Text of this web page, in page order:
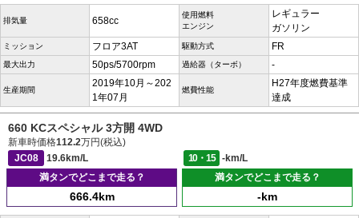
排気量 658cc
使用燃料
エンジン
レギュラー
ガソリン
ミッション フロア3AT 駆動方式 FR
最大出力 50ps/5700rpm 過給器（ターボ） -
生産期間
2019年10月～202
1年07月
燃費性能
H27年度燃費基準
達成
660 KCスペシャル 3方開 4WD
新車時価格112.2万円(税込)
JC08
19.6km/L 10・15
-km/L
満タンでどこまで走る？
666.4km
満タンでどこまで走る？
-km